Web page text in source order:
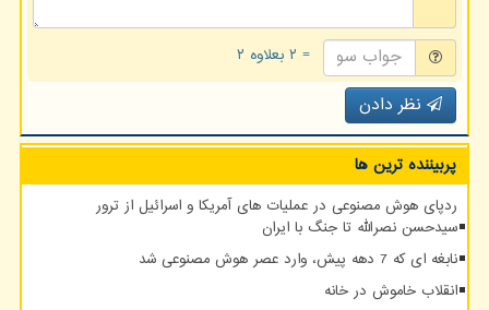
= ۲ بعلاوه ۲
نظر دادن
پربیننده ترین ها
ردپای هوش مصنوعی در عملیات های آمریکا و اسرائیل از ترور
سیدحسن نصرالله تا جنگ با ایران
نابغه ای که 7 دهه پیش، وارد عصر هوش مصنوعی شد
انقلاب خاموش در خانه